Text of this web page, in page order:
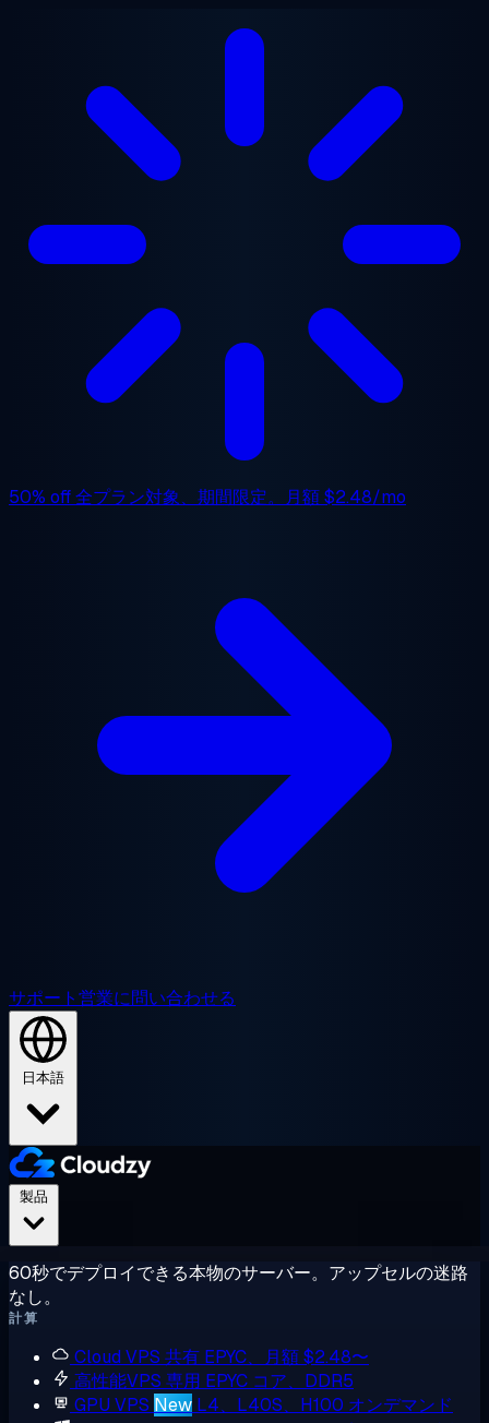
50% off全プラン対象、期間限定。月額$2.48/mo
サポート営業に問い合わせる
日本語
60秒でデプロイできる本物のサーバー。アップセルの迷路
なし。
計算
Cloud VPS 共有 EPYC、月額 $2.48〜
高性能VPS 専用 EPYC コア、DDR5
GPU VPS New L4、L40S、H100 オンデマンド